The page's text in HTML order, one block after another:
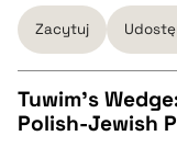
pobierz cytat
BIBTEX
Zacytuj
Tuwim’s
Polish-Jewish